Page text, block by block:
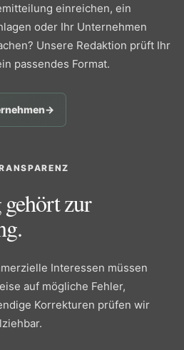
einreichen, ein
oder Ihr Unternehmen
Unsere Redaktion prüft Ihr
passendes Format.
→
zur
Interessen müssen
auf mögliche Fehler,
Korrekturen prüfen wir